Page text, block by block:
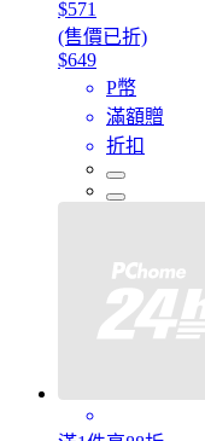
$571
(售價已折)
$649
P幣
滿額贈
折扣